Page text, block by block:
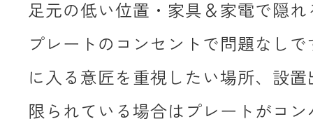
足元の低い位置・家具＆家電で隠
プレートのコンセントで問題なし
に入る意匠を重視したい場所、設
限られている場合はプレートがコ